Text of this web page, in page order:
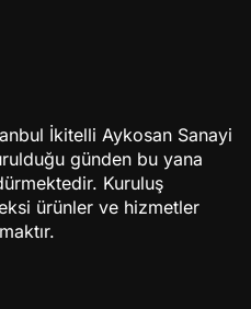
İkitelli Aykosan Sanayi
günden bu yana
Kuruluş
ürünler ve hizmetler